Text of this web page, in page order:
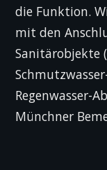
die Funktion.
mit den
Sanitärobjekte
Regenwasser-
Münchner